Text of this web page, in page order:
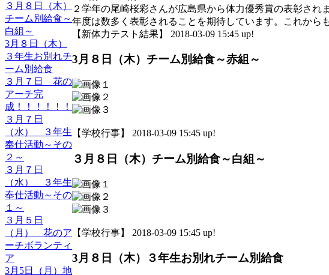
３月８日（木）
チーム別給食～
白組～
3月８日（木）
３年生お別れチ
ーム別給食
３月７日 花の
アーチ完
成！！！！！！
３月７日
（水） ３年生
奉仕活動～その
２～
３月７日
（水） ３年生
奉仕活動～その
１～
３月５日
（月） 花のア
ーチボランティ
ア
3月5日（月）地
２学年の尾崎桜彩さんが広島県から体力優秀賞の表彰さ
年度は数多く表彰されることを期待しています。これから
【新体力テスト結果】 2018-03-09 15:45 up!
3月８日（木）チーム別給食～赤組～
【学校行事】 2018-03-09 15:45 up!
３月８日（木）チーム別給食～白組～
【学校行事】 2018-03-09 15:45 up!
3月８日（木）３年生お別れチーム別給食